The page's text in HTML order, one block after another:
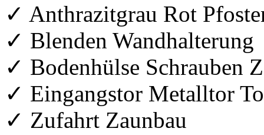
✓ Anthrazitgrau Rot
✓ Blenden Wandhalterung
✓ Bodenhülse Schrauben
✓ Eingangstor Metalltor
✓ Zufahrt Zaunbau